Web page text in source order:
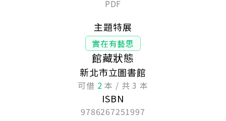
PDF
主題特展
實在有藝思
館藏狀態
新北市立圖書館
可借 2 本 / 共 3 本
ISBN
9786267251997